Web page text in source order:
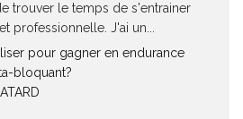
trouver le temps de s'entrainer
professionnelle. J'ai un...
pour gagner en endurance
bloquant?